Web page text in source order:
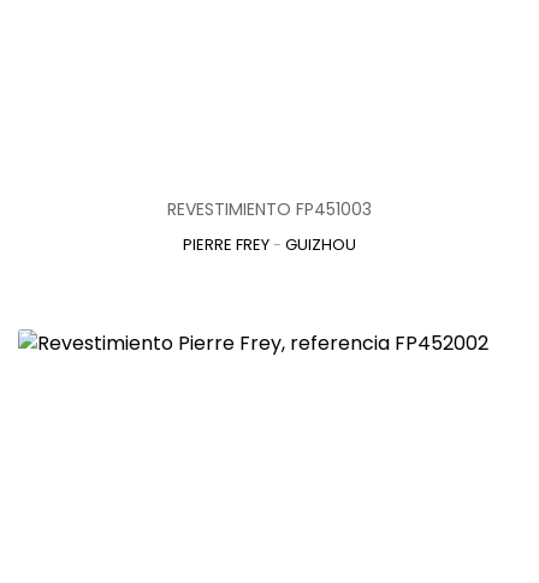
REVESTIMIENTO FP451003
PIERRE FREY- GUIZHOU